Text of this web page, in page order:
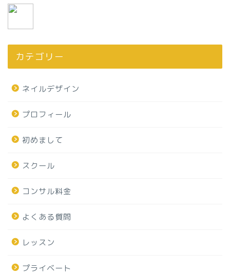
カテゴリー
ネイルデザイン
プロフィール
初めまして
スクール
コンサル料金
よくある質問
レッスン
プライベート